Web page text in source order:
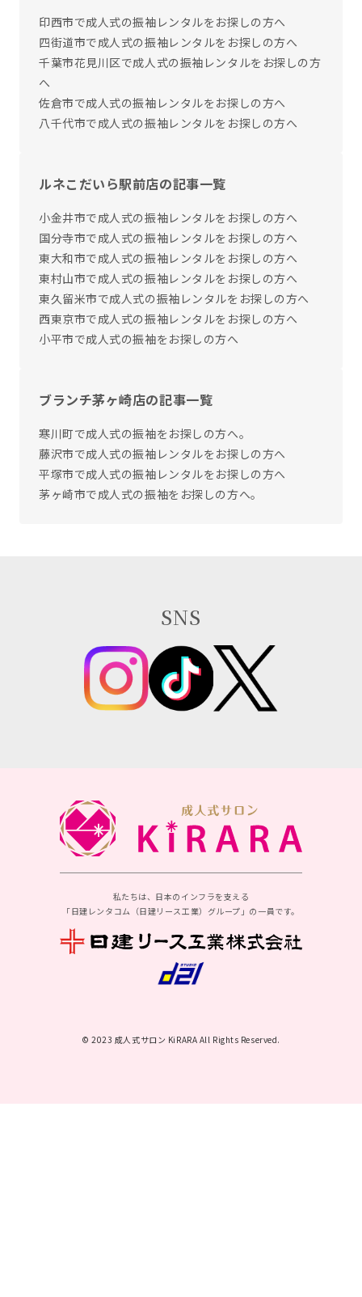
印西市で成人式の振袖レンタルをお探しの方へ
四街道市で成人式の振袖レンタルをお探しの方へ
千葉市花見川区で成人式の振袖レンタルをお探しの方
へ
佐倉市で成人式の振袖レンタルをお探しの方へ
八千代市で成人式の振袖レンタルをお探しの方へ
ルネこだいら駅前店の記事一覧
小金井市で成人式の振袖レンタルをお探しの方へ
国分寺市で成人式の振袖レンタルをお探しの方へ
東大和市で成人式の振袖レンタルをお探しの方へ
東村山市で成人式の振袖レンタルをお探しの方へ
東久留米市で成人式の振袖レンタルをお探しの方へ
西東京市で成人式の振袖レンタルをお探しの方へ
小平市で成人式の振袖をお探しの方へ
ブランチ茅ヶ崎店の記事一覧
寒川町で成人式の振袖をお探しの方へ。
藤沢市で成人式の振袖レンタルをお探しの方へ
平塚市で成人式の振袖レンタルをお探しの方へ
茅ヶ崎市で成人式の振袖をお探しの方へ。
SNS
私たちは、日本のインフラを支える
「日建レンタコム（日建リース工業）グループ」の一員です。
© 2023 成人式サロン KiRARA All Rights Reserved.